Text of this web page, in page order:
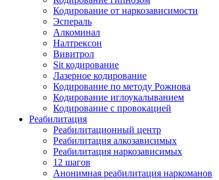
Кодирование от наркозависимости
Эспераль
Алкоминал
Налтрексон
Вивитрол
Sit кодирование
Лазерное кодирование
Кодирование по методу Рожнова
Кодирование иглоукалыванием
Кодирование с провокацией
Реабилитация
Реабилитационный центр
Реабилитация алкозависимых
Реабилитация наркозависимых
12 шагов
Анонимная реабилитация наркоманов